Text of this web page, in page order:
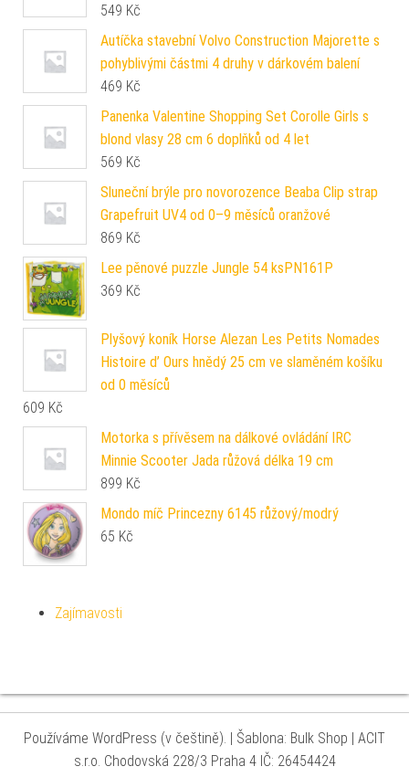
549 Kč
Autíčka stavební Volvo Construction Majorette s
pohyblivými částmi 4 druhy v dárkovém balení
469 Kč
Panenka Valentine Shopping Set Corolle Girls s
blond vlasy 28 cm 6 doplňků od 4 let
569 Kč
Sluneční brýle pro novorozence Beaba Clip strap
Grapefruit UV4 od 0–9 měsíců oranžové
869 Kč
Lee pěnové puzzle Jungle 54 ksPN161P
369 Kč
Plyšový koník Horse Alezan Les Petits Nomades
Histoire d’ Ours hnědý 25 cm ve slaměném košíku
od 0 měsíců
609 Kč
Motorka s přívěsem na dálkové ovládání IRC
Minnie Scooter Jada růžová délka 19 cm
899 Kč
Mondo míč Princezny 6145 růžový/modrý
65 Kč
Zajímavosti
Používáme WordPress (v češtině). | Šablona: Bulk Shop | ACIT
s.r.o. Chodovská 228/3 Praha 4 IČ: 26454424